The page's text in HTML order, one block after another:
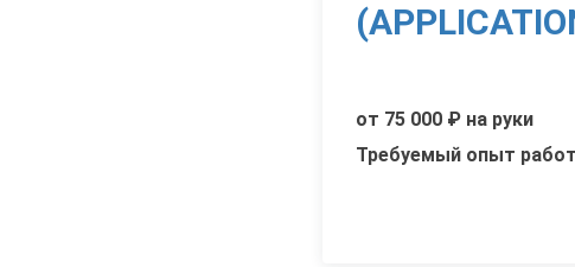
от 75 000 ₽ на руки
Требуемый опыт